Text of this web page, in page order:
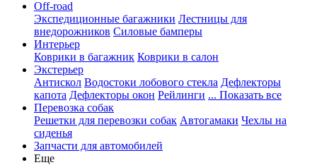
Off-road
Экспедиционные багажники Лестницы для
внедорожников Силовые бамперы
Интерьер
Коврики в багажник Коврики в салон
Экстерьер
Антискол Водостоки лобового стекла Дефлекторы
капота Дефлекторы окон Рейлинги ... Показать все
Перевозка собак
Решетки для перевозки собак Автогамаки Чехлы на
сиденья
Запчасти для автомобилей
Еще